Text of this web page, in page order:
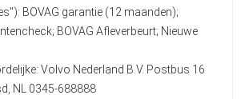
BOVAG garantie (12 maanden);
BOVAG Afleverbeurt; Nieuwe
Volvo Nederland B.V. Postbus 16
NL 0345-688888